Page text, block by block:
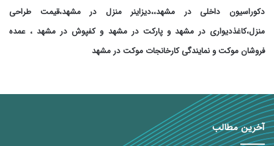
دکوراسیون داخلی در مشهد،،دیزاینر منزل در مشهد،قیمت طراحی
منزل،کاغذدیواری در مشهد و پارکت در مشهد و کفپوش در مشهد ، عمده
فروشان موکت و نمایندگی کارخانجات موکت در مشهد
آخرین مطالب